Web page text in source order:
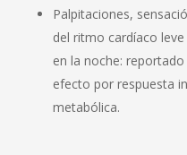
Palpitaciones,
del ritmo cardíaco
en la noche:
efecto por respuesta
metabólica.